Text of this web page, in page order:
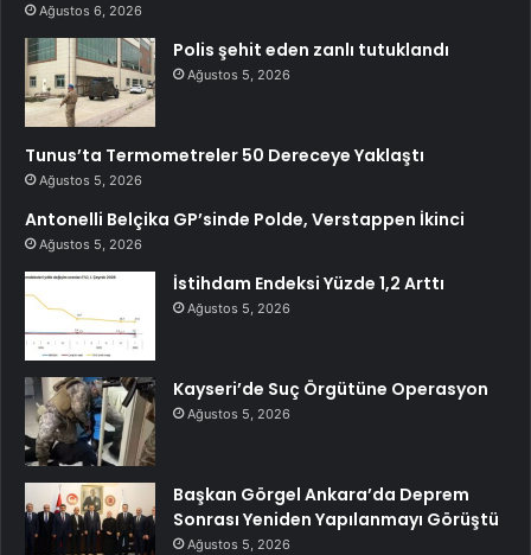
Ağustos 6, 2026
Polis şehit eden zanlı tutuklandı
Ağustos 5, 2026
Tunus’ta Termometreler 50 Dereceye Yaklaştı
Ağustos 5, 2026
Antonelli Belçika GP’sinde Polde, Verstappen İkinci
Ağustos 5, 2026
İstihdam Endeksi Yüzde 1,2 Arttı
Ağustos 5, 2026
Kayseri’de Suç Örgütüne Operasyon
Ağustos 5, 2026
Başkan Görgel Ankara’da Deprem
Sonrası Yeniden Yapılanmayı Görüştü
Ağustos 5, 2026